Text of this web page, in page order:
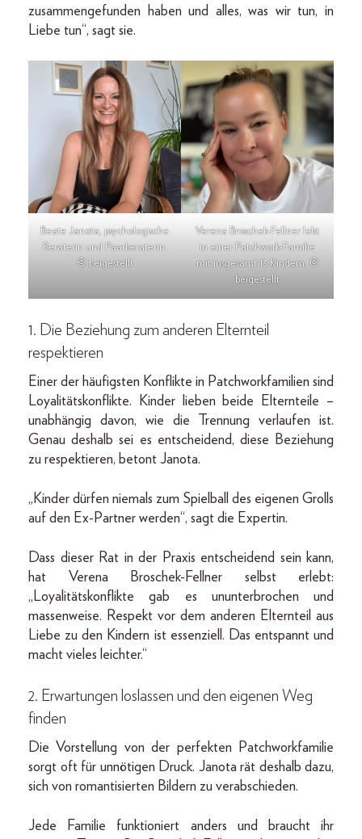
zusammengefunden haben und alles, was wir tun, in
Liebe tun“, sagt sie.
Beate Janota, psychologische
Beraterin und Paarberaterin.
© beigestellt
Verena Broschek-Fellner lebt
in einer Patchwork-Familie
mit insgesamt 13 Kindern. ©
beigestellt
1. Die Beziehung zum anderen Elternteil
respektieren
Einer der häufigsten Konflikte in Patchworkfamilien sind
Loyalitätskonflikte. Kinder lieben beide Elternteile –
unabhängig davon, wie die Trennung verlaufen ist.
Genau deshalb sei es entscheidend, diese Beziehung
zu respektieren, betont Janota.
„Kinder dürfen niemals zum Spielball des eigenen Grolls
auf den Ex-Partner werden“, sagt die Expertin.
Dass dieser Rat in der Praxis entscheidend sein kann,
hat Verena Broschek-Fellner selbst erlebt:
„Loyalitätskonflikte gab es ununterbrochen und
massenweise. Respekt vor dem anderen Elternteil aus
Liebe zu den Kindern ist essenziell. Das entspannt und
macht vieles leichter.“
2. Erwartungen loslassen und den eigenen Weg
finden
Die Vorstellung von der perfekten Patchworkfamilie
sorgt oft für unnötigen Druck. Janota rät deshalb dazu,
sich von romantisierten Bildern zu verabschieden.
Jede Familie funktioniert anders und braucht ihr